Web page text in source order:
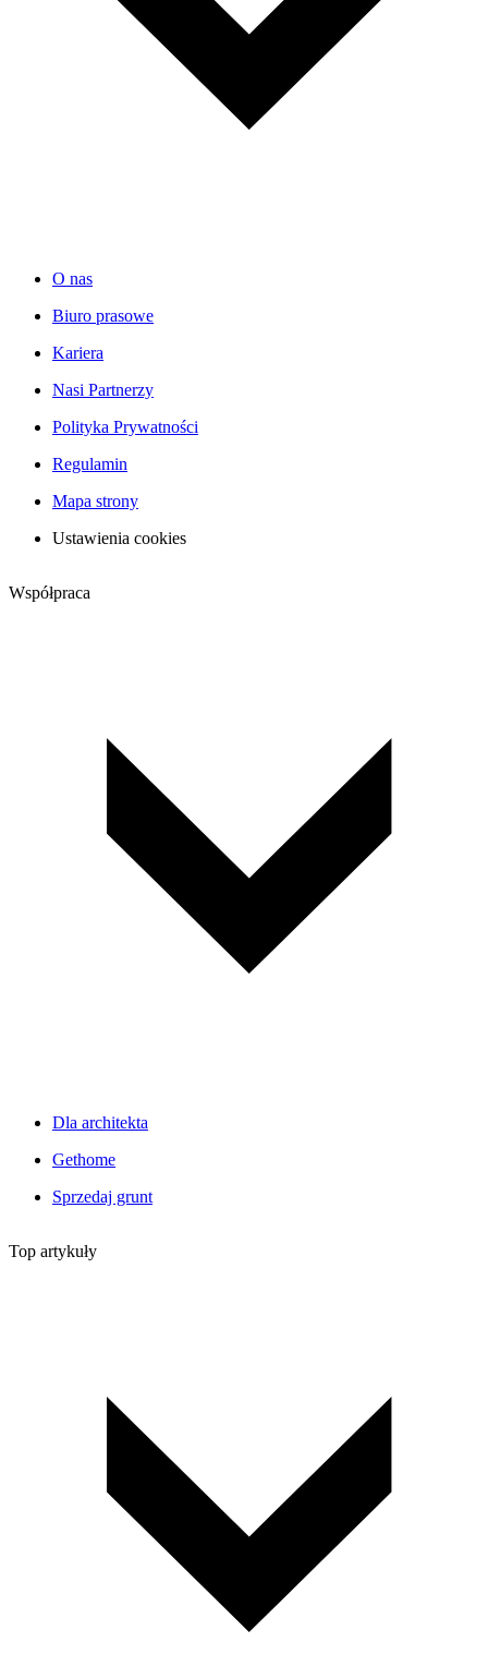
O nas
Biuro prasowe
Kariera
Nasi Partnerzy
Polityka Prywatności
Regulamin
Mapa strony
Ustawienia cookies
Współpraca
Dla architekta
Gethome
Sprzedaj grunt
Top artykuły